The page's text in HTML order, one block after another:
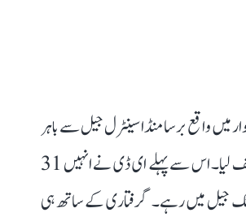
کی شام کو رانچی کے ہوٹوار میں واقع برسا منڈا سینٹرل جیل سے باہر
آئے اور اس کے بعد ساتویں دن انہوں نے ایک بار پھر وزیراعلیٰ کے عہدے کا حلف لیا۔ اس سے پہلے ای ڈی نے انہیں 31
تک جیل میں رہے۔ گرفتاری کے ساتھ ہی